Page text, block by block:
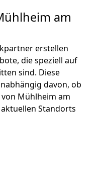
am
erstellen
die speziell auf
sind. Diese
davon, ob
Mühlheim am
Standorts